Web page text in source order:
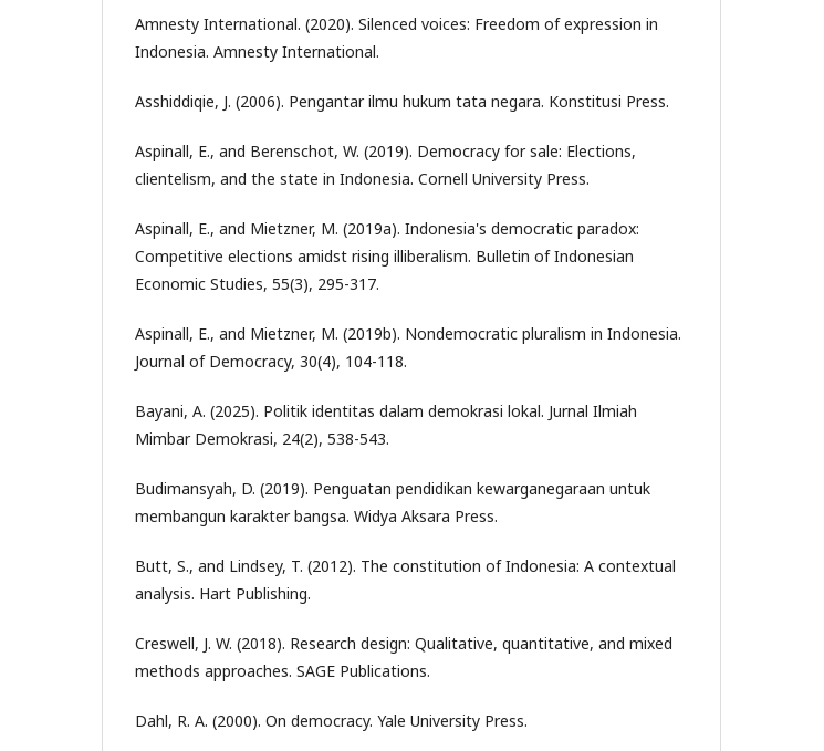
Amnesty International. (2020). Silenced voices: Freedom of expression in
Indonesia. Amnesty International.
Asshiddiqie, J. (2006). Pengantar ilmu hukum tata negara. Konstitusi Press.
Aspinall, E., and Berenschot, W. (2019). Democracy for sale: Elections,
clientelism, and the state in Indonesia. Cornell University Press.
Aspinall, E., and Mietzner, M. (2019a). Indonesia's democratic paradox:
Competitive elections amidst rising illiberalism. Bulletin of Indonesian
Economic Studies, 55(3), 295-317.
Aspinall, E., and Mietzner, M. (2019b). Nondemocratic pluralism in Indonesia.
Journal of Democracy, 30(4), 104-118.
Bayani, A. (2025). Politik identitas dalam demokrasi lokal. Jurnal Ilmiah
Mimbar Demokrasi, 24(2), 538-543.
Budimansyah, D. (2019). Penguatan pendidikan kewarganegaraan untuk
membangun karakter bangsa. Widya Aksara Press.
Butt, S., and Lindsey, T. (2012). The constitution of Indonesia: A contextual
analysis. Hart Publishing.
Creswell, J. W. (2018). Research design: Qualitative, quantitative, and mixed
methods approaches. SAGE Publications.
Dahl, R. A. (2000). On democracy. Yale University Press.